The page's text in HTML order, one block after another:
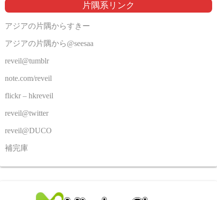
片隅系リンク
アジアの片隅からすきー
アジアの片隅から@seesaa
reveil@tumblr
note.com/reveil
flickr – hkreveil
reveil@twitter
reveil@DUCO
補完庫